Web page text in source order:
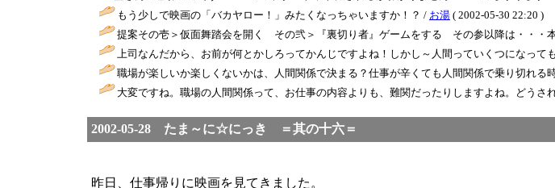
もう少しで映画の「バカヤロー！」みたくなっちゃいますか！？ / お湯 ( 2002-05-30 22:20 )
提案その壱＞仮面舞踏会を開く その弐＞『裏切り者』ゲームをする その参以降は・・・
上司なんだから、お前が何とかしろってかんじですよね！しかし～人間っていくつになって
職場が楽しいか楽しくないかは、人間関係で決まる？仕事が辛くても人間関係で乗り切れる
大変ですね。職場の人間関係って、お仕事の内容よりも、難関だったりしますよね。どうさ
2002-05-28 たま～に☆にっき ＝其の十六＝
昨日、仕事帰りに映画を見てきました。